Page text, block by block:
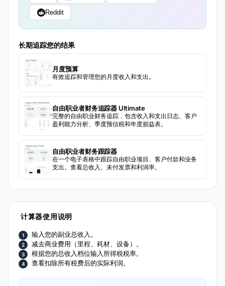
Reddit
长期追踪您的结果
月度预算
有效追踪和管理您的月度收入和支出。
自由职业者财务追踪器 Ultimate
完整的自由职业财务追踪，包含收入和支出日志、客户
盈利能力分析、季度预估税和年度损益表。
自由职业者财务跟踪器
在一个电子表格中跟踪自由职业项目、客户付款和业务
支出。查看总收入、未付发票和利润率。
计算器使用说明
输入您的副业总收入。
减去商业费用（里程、耗材、设备）。
根据您的总收入档位输入所得税税率。
查看扣除所有税费后的实际利润。